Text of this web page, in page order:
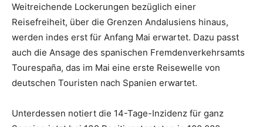
Weitreichende Lockerungen bezüglich einer
Reisefreiheit, über die Grenzen Andalusiens hinaus,
werden indes erst für Anfang Mai erwartet. Dazu passt
auch die Ansage des spanischen Fremdenverkehrsamts
Tourespaña, das im Mai eine erste Reisewelle von
deutschen Touristen nach Spanien erwartet.
Unterdessen notiert die 14-Tage-Inzidenz für ganz